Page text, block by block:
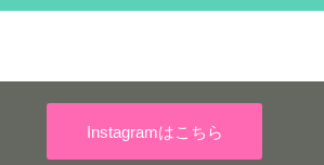
Instagramはこちら